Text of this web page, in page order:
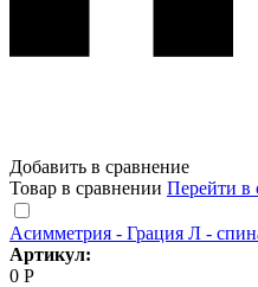
Добавить в сравнение
Товар в сравнении Перейти в
Асимметрия - Грация Л -
Артикул:
0 Р